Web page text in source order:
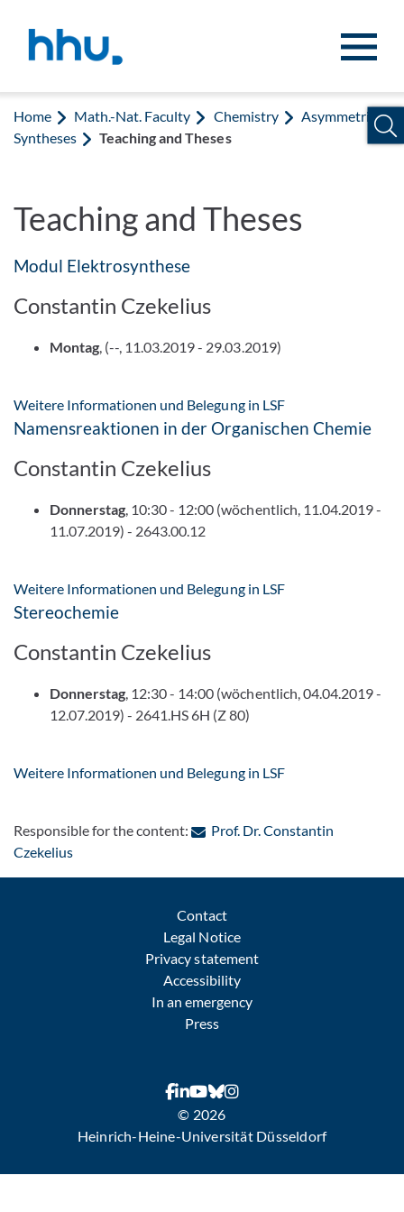
Home Math.-Nat. Faculty Chemistry
Asymmetric
Syntheses
Teaching and Theses
Teaching and Theses
Modul Elektrosynthese
Constantin Czekelius
Montag, (--, 11.03.2019 - 29.03.2019)
Weitere Informationen und Belegung in LSF
Namensreaktionen in der Organischen Chemie
Constantin Czekelius
Donnerstag, 10:30 - 12:00 (wöchentlich, 11.04.2019 -
11.07.2019) - 2643.00.12
Weitere Informationen und Belegung in LSF
Stereochemie
Constantin Czekelius
Donnerstag, 12:30 - 14:00 (wöchentlich, 04.04.2019 -
12.07.2019) - 2641.HS 6H (Z 80)
Weitere Informationen und Belegung in LSF
Responsible for the content:
Prof. Dr. Constantin
Czekelius: Contact by e-mail
Contact
Legal Notice
Privacy statement
Accessibility
In an emergency
Press
© 2026
Heinrich-Heine-Universität Düsseldorf